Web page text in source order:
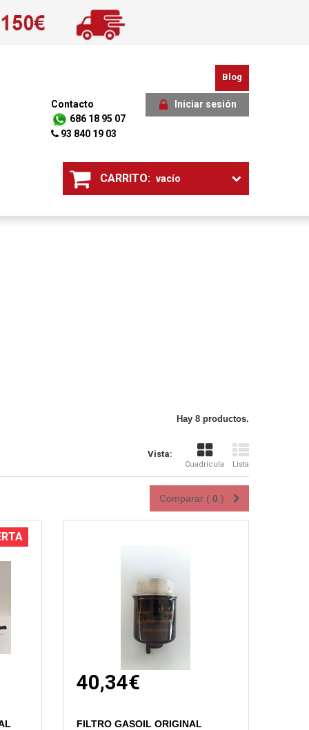
Blog
Iniciar sesión
Contacto
686 18 95 07
93 840 19 03
CARRITO: vacío
Hay 8 productos.
Vista:
Cuadrícula Lista
Comparar ( 0 )
40,34€
FILTRO GASOIL ORIGINAL